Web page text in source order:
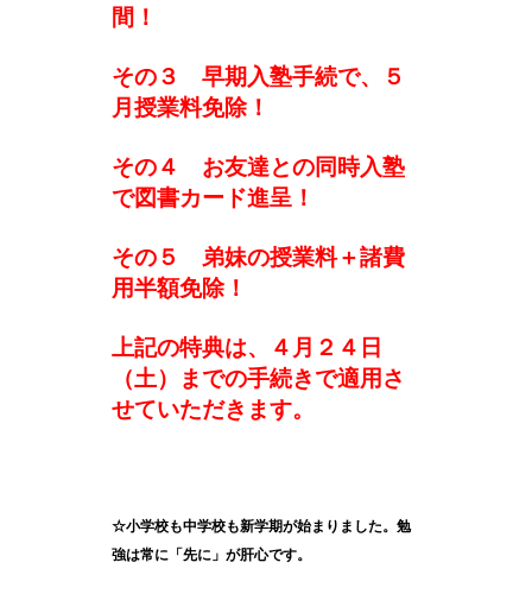
間！
その３ 早期入塾手続で、５
月授業料免除！
その４ お友達との同時入塾
で図書カード進呈！
その５ 弟妹の授業料＋諸費
用半額免除！
上記の特典は、４月２４日
（土）までの手続きで適用さ
せていただきます。
☆小学校も中学校も新学期が始まりました。勉
強は常に「先に」が肝心です。